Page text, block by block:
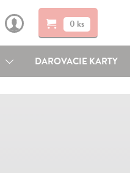
0 ks
DAROVACIE KARTY